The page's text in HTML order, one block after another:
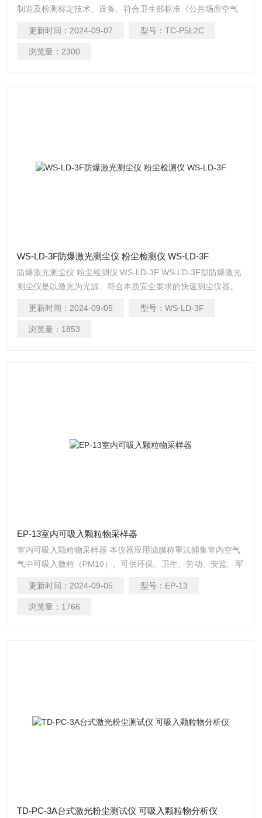
制造及检测标定技术、设备。符合卫生部标准《公共场所空气
标委会审定）;符合劳动行业标准《空气中粉尘浓度的光散射测
定法》LD98-1996;符合铁路行业标准《铁路作业现场粉尘测定
更新时间： 2024-09-07 型号： TC-P5L2C
浏览量： 2300
WS-LD-3F防爆激光测尘仪 粉尘检测仪 WS-LD-3F
防爆激光测尘仪 粉尘检测仪 WS-LD-3F WS-LD-3F型防爆激光
测尘仪是以激光为光源、符合本质安全要求的快速测尘仪器。
更新时间： 2024-09-05 型号： WS-LD-3F
浏览量： 1853
EP-13室内可吸入颗粒物采样器
室内可吸入颗粒物采样器 本仪器应用滤膜称重法捕集室内空气
气中可吸入微粒（PM10）。可供环保、卫生、劳动、安监、军
更新时间： 2024-09-05 型号： EP-13
浏览量： 1766
TD-PC-3A台式激光粉尘测试仪 可吸入颗粒物分析仪